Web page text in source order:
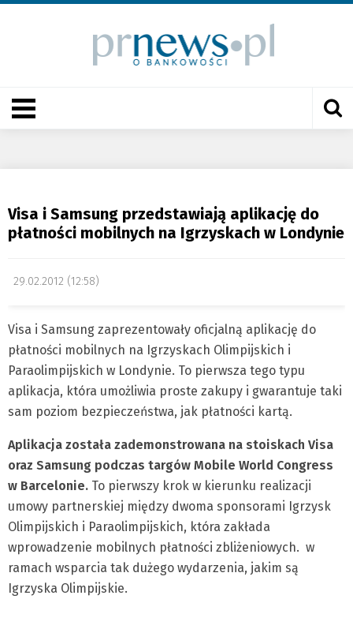
Visa i Samsung przedstawiają aplikację do
płatności mobilnych na Igrzyskach w Londynie
29.02.2012 (12:58)
Visa i Samsung zaprezentowały oficjalną aplikację do
płatności mobilnych na Igrzyskach Olimpijskich i
Paraolimpijskich w Londynie. To pierwsza tego typu
aplikacja, która umożliwia proste zakupy i gwarantuje taki
sam poziom bezpieczeństwa, jak płatności kartą.
Aplikacja została zademonstrowana na stoiskach Visa
oraz Samsung podczas targów Mobile World Congress
w Barcelonie. To pierwszy krok w kierunku realizacji
umowy partnerskiej między dwoma sponsorami Igrzysk
Olimpijskich i Paraolimpijskich, która zakłada
wprowadzenie mobilnych płatności zbliżeniowych. w
ramach wsparcia tak dużego wydarzenia, jakim są
Igrzyska Olimpijskie.